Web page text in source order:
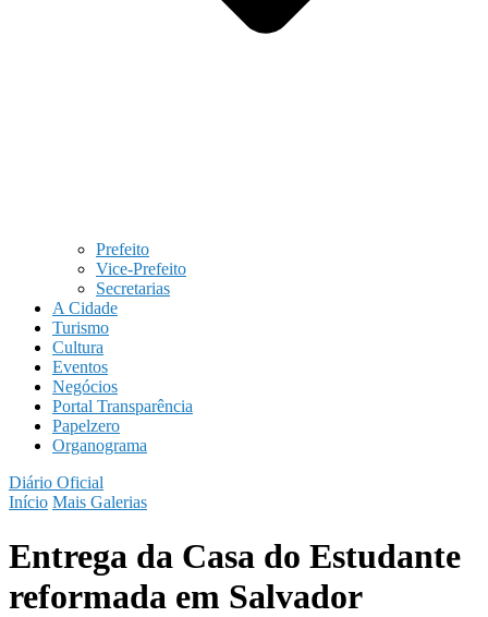
Prefeito
Vice-Prefeito
Secretarias
A Cidade
Turismo
Cultura
Eventos
Negócios
Portal Transparência
Papelzero
Organograma
Diário Oficial
Início Mais Galerias
Entrega da Casa do Estudante
reformada em Salvador